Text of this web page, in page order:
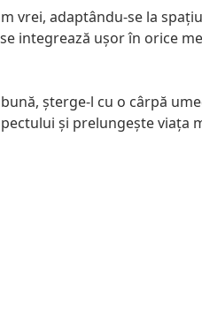
vrei, adaptându-se la
integrează ușor în orice
șterge-l cu o cârpă
și prelungește viața